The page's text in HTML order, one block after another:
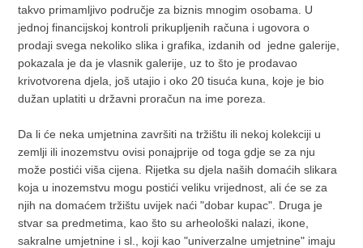
takvo primamljivo područje za biznis mnogim osobama. U
jednoj financijskoj kontroli prikupljenih računa i ugovora o
prodaji svega nekoliko slika i grafika, izdanih od jedne galerije,
pokazala je da je vlasnik galerije, uz to što je prodavao
krivotvorena djela, još utajio i oko 20 tisuća kuna, koje je bio
dužan uplatiti u državni proračun na ime poreza.
Da li će neka umjetnina završiti na tržištu ili nekoj kolekciji u
zemlji ili inozemstvu ovisi ponajprije od toga gdje se za nju
može postići viša cijena. Rijetka su djela naših domaćih slikara
koja u inozemstvu mogu postići veliku vrijednost, ali će se za
njih na domaćem tržištu uvijek naći "dobar kupac". Druga je
stvar sa predmetima, kao što su arheološki nalazi, ikone,
sakralne umjetnine i sl., koji kao "univerzalne umjetnine" imaju